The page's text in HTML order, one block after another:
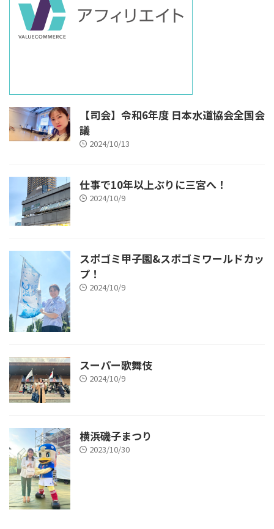
【司会】令和6年度 日本水道協会全国会
議
2024/10/13
仕事で10年以上ぶりに三宮へ！
2024/10/9
スポゴミ甲子園&スポゴミワールドカッ
プ！
2024/10/9
スーパー歌舞伎
2024/10/9
横浜磯子まつり
2023/10/30